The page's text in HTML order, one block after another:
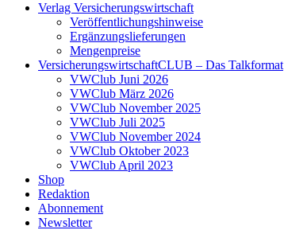
Verlag Versicherungswirtschaft
Veröffentlichungshinweise
Ergänzungslieferungen
Mengenpreise
VersicherungswirtschaftCLUB – Das Talkformat
VWClub Juni 2026
VWClub März 2026
VWClub November 2025
VWClub Juli 2025
VWClub November 2024
VWClub Oktober 2023
VWClub April 2023
Shop
Redaktion
Abonnement
Newsletter